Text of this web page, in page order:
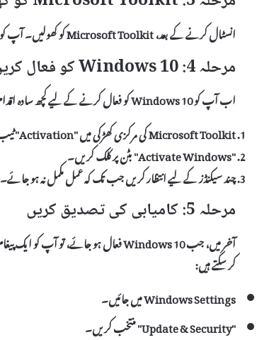
انسٹال کرنے کے بعد، Microsoft Toolkit کو کھولیں۔ آپ کو ایک سادہ یوزر انٹرفیس نظر آئے گا۔ یہاں آپ کو مختلف ٹولز کی فہرست ملے گی۔
مرحلہ 4: Windows 10 کو فعال کریں
اب آپ کو Windows 10 کو فعال کرنے کے لیے کچھ سادہ اقدام کرنے ہوں گے:
Microsoft Toolkit کی مرکزی کھڑکی میں "Activation" ٹیب پر جائیں۔
"Activate Windows" بٹن پر کلک کریں۔
چند سیکنڈز کے لیے انتظار کریں جب تک کہ عمل مکمل نہ ہو جائے۔
مرحلہ 5: کامیابی کی تصدیق کریں
کر سکتے ہیں:
Windows Settings میں جائیں۔
"Update & Security" منتخب کریں۔